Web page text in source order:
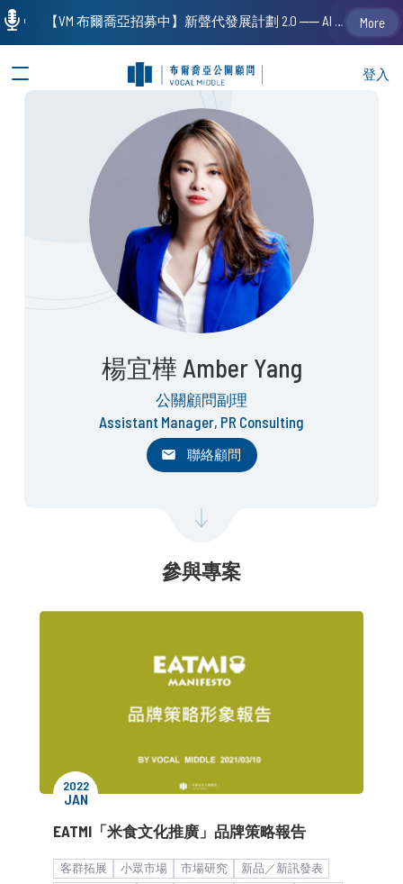
登入
楊宜樺 Amber Yang
公關顧問副理
Assistant Manager, PR Consulting
聯絡顧問
參與專案
2022
JAN
EATMI「米食文化推廣」品牌策略報告
客群拓展 小眾市場 市場研究
新品／新訊發表
【VM 布爾喬亞招募中】新聲代發展計劃 2.0 ── AI PR 人才加速養成計劃（歡迎「應屆畢業生」、「一年以下相關 / 三年以下非相關經驗工作者」申請加入） More